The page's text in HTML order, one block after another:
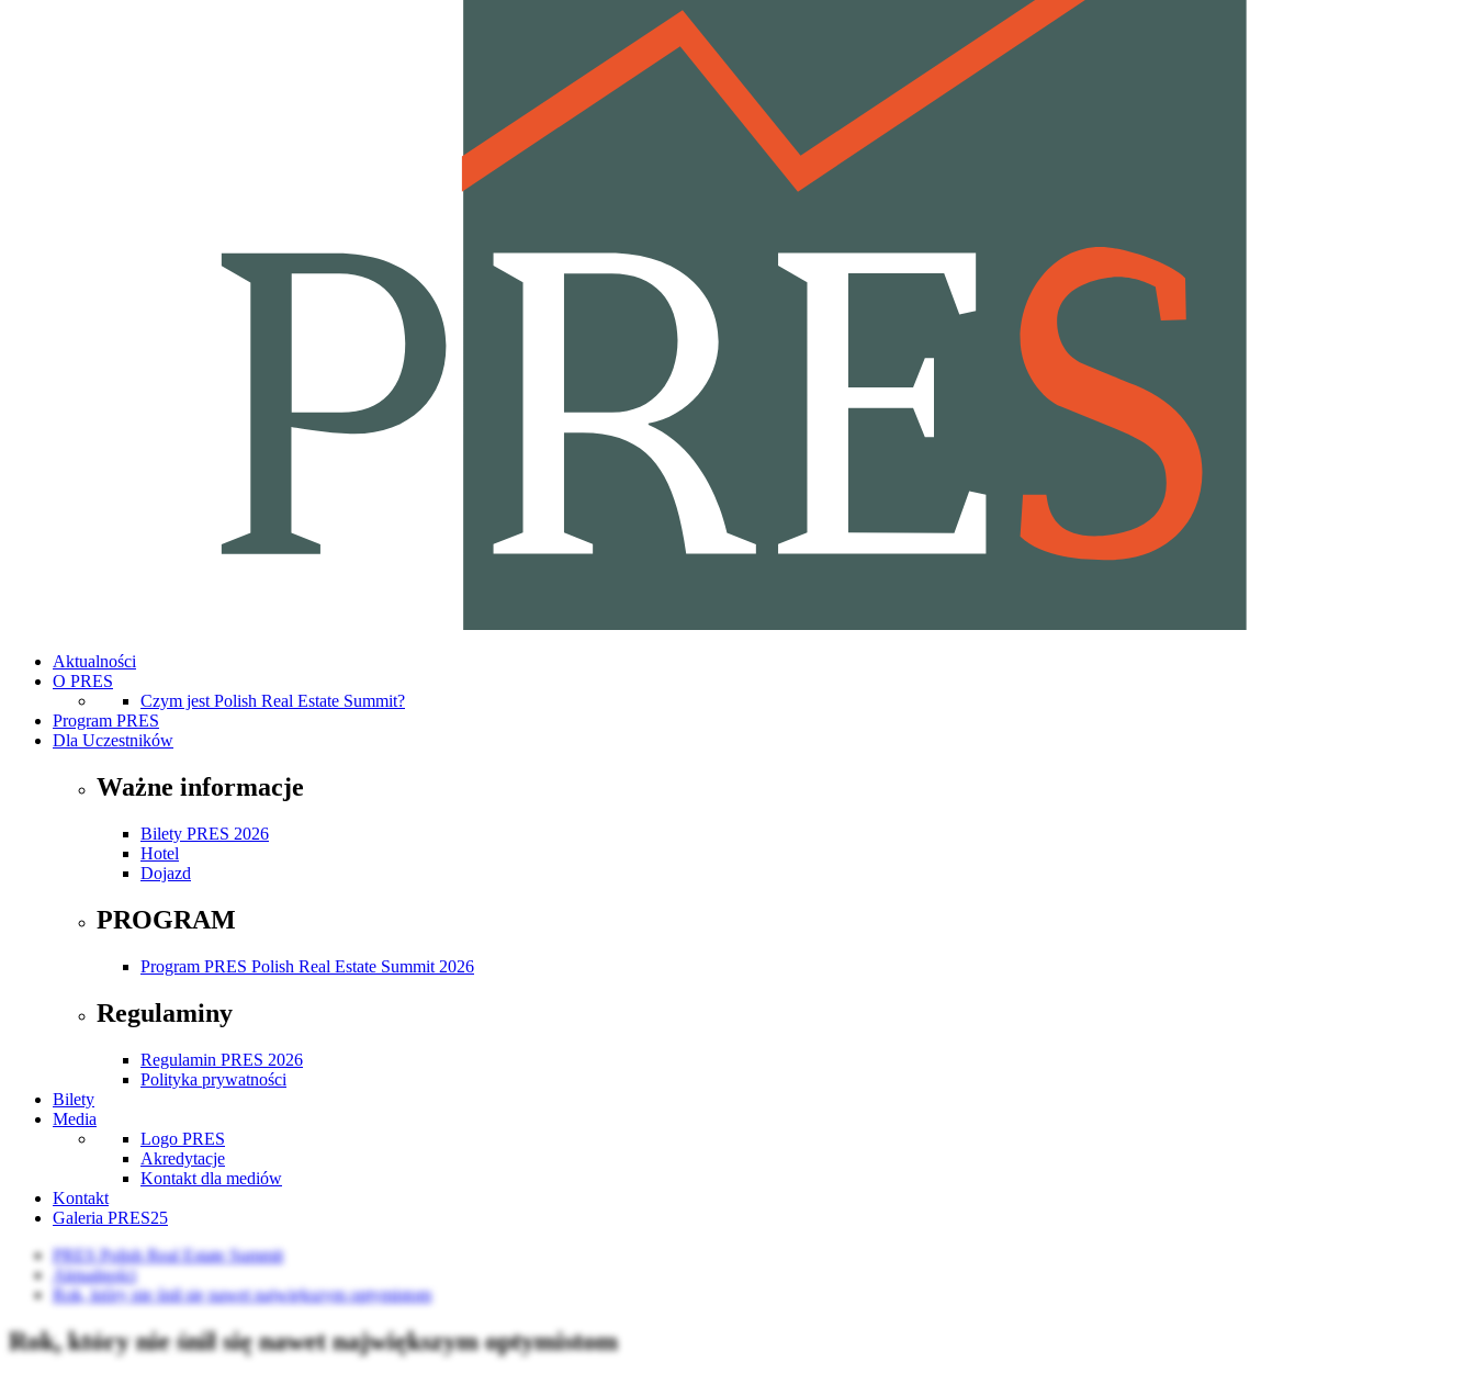
Aktualności
O PRES
Czym jest Polish Real Estate Summit?
Program PRES
Dla Uczestników
Ważne informacje
Bilety PRES 2026
Hotel
Dojazd
PROGRAM
Program PRES Polish Real Estate Summit 2026
Regulaminy
Regulamin PRES 2026
Polityka prywatności
Bilety
Media
Logo PRES
Akredytacje
Kontakt dla mediów
Kontakt
Galeria PRES25
PRES Polish Real Estate Summit
Aktualności
Rok, który nie śnił się nawet największym optymistom
Rok, który nie śnił się nawet największym optymistom